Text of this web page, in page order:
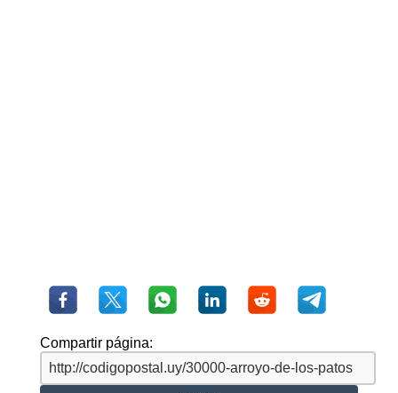
Compartir página: